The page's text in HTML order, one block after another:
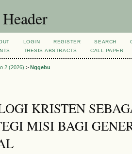
LOGIN REGISTER SEARCH
THESIS ABSTRACTS CALL PAPER
2 (2026) > Nggebu
KRISTEN
MISI BAGI